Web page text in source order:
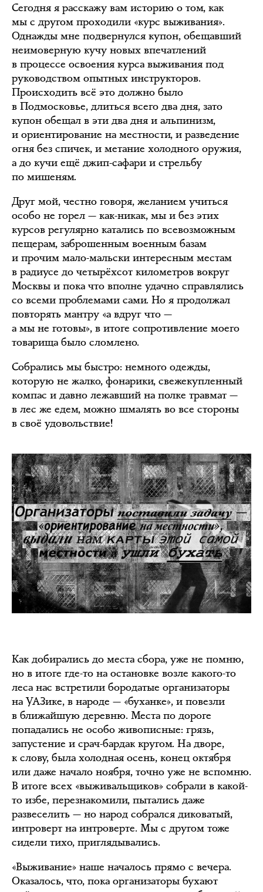
Сегодня я расскажу вам историю о том, как
мы с другом проходили «курс выживания».
Однажды мне подвернулся купон, обещавший
неимоверную кучу новых впечатлений
в процессе освоения курса выживания под
руководством опытных инструкторов.
Происходить всё это должно было
в Подмосковье, длиться всего два дня, зато
купон обещал в эти два дня и альпинизм,
и ориентирование на местности, и разведение
огня без спичек, и метание холодного оружия,
а до кучи ещё джип-сафари и стрельбу
по мишеням.
Друг мой, честно говоря, желанием учиться
особо не горел — как-никак, мы и без этих
курсов регулярно катались по всевозможным
пещерам, заброшенным военным базам
и прочим мало-мальски интересным местам
в радиусе до четырёхсот километров вокруг
Москвы и пока что вполне удачно справлялись
со всеми проблемами сами. Но я продолжал
повторять мантру «а вдруг что —
а мы не готовы», в итоге сопротивление моего
товарища было сломлено.
Собрались мы быстро: немного одежды,
которую не жалко, фонарики, свежекупленный
компас и давно лежавший на полке травмат —
в лес же едем, можно шмалять во все стороны
в своё удовольствие!
Как добирались до места сбора, уже не помню,
но в итоге где-то на остановке возле какого-то
леса нас встретили бородатые организаторы
на УАЗике, в народе — «буханке», и повезли
в ближайшую деревню. Места по дороге
попадались не особо живописные: грязь,
запустение и срач-бардак кругом. На дворе,
к слову, была холодная осень, конец октября
или даже начало ноября, точно уже не вспомню.
В итоге всех «выживальщиков» собрали в какой-
то избе, перезнакомили, пытались даже
развеселить — но народ собрался диковатый,
интроверт на интроверте. Мы с другом тоже
сидели тихо, приглядывались.
«Выживание» наше началось прямо с вечера.
Оказалось, что, пока организаторы бухают